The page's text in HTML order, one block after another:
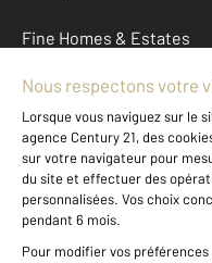
Fine Homes & Estates
À propos
International
Nous contacter